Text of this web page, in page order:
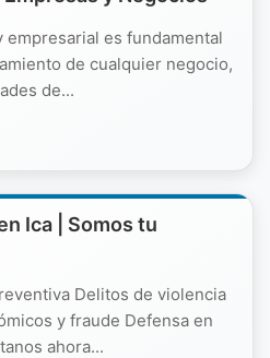
es fundamental
de cualquier negocio,
de...
Ica | Somos tu
Delitos de violencia
y fraude Defensa en
ahora...